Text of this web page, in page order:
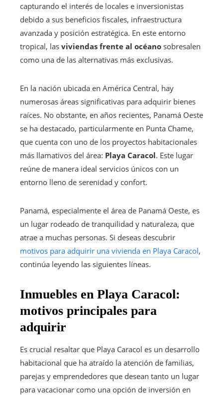
capturando el interés de locales e inversionistas
debido a sus beneficios fiscales, infraestructura
avanzada y posición estratégica. En este entorno
tropical, las viviendas frente al océano sobresalen
como una de las alternativas más exclusivas.
En la nación ubicada en América Central, hay
numerosas áreas significativas para adquirir bienes
raíces. No obstante, en años recientes, Panamá Oeste
se ha destacado, particularmente en Punta Chame,
que cuenta con uno de los proyectos habitacionales
más llamativos del área: Playa Caracol. Este lugar
reúne de manera ideal servicios únicos con un
entorno lleno de serenidad y confort.
Panamá, especialmente el área de Panamá Oeste, es
un lugar rodeado de tranquilidad y naturaleza, que
atrae a muchas personas. Si deseas descubrir
motivos para adquirir una vivienda en Playa Caracol,
continúa leyendo las siguientes líneas.
Inmuebles en Playa Caracol:
motivos principales para
adquirir
Es crucial resaltar que Playa Caracol es un desarrollo
habitacional que ha atraído la atención de familias,
parejas y emprendedores que desean tanto un lugar
para vacacionar como una opción de inversión en